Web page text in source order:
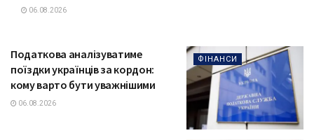
06.08.2026
ФІНАНСИ
Податкова аналізуватиме
поїздки українців за кордон:
кому варто бути уважнішими
06.08.2026